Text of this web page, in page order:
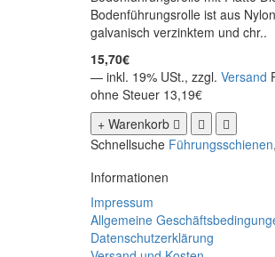
Bodenführungsrolle ist aus
galvanisch verzinktem und chr..
15,70€
— inkl. 19% USt., zzgl. Versand
ohne Steuer 13,19€
+ Warenkorb
Schnellsuche Führungsschienen,
Informationen
Impressum
Allgemeine
Datenschutzerklärung